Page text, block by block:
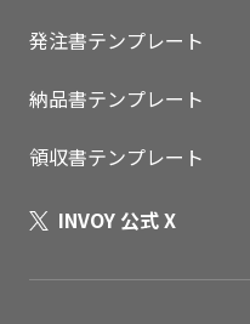
発注書テンプレート
納品書テンプレート
領収書テンプレート
INVOY 公式 X